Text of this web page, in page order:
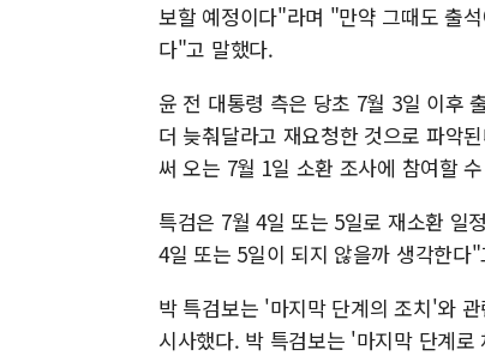
보할 예정이다"라며 "만약 그때도 출
다"고 말했다.
윤 전 대통령 측은 당초 7월 3일 이후
더 늦춰달라고 재요청한 것으로 파악
써 오는 7월 1일 소환 조사에 참여할
특검은 7월 4일 또는 5일로 재소환 일
4일 또는 5일이 되지 않을까 생각한다
박 특검보는 '마지막 단계의 조치'와
시사했다. 박 특검보는 '마지막 단계